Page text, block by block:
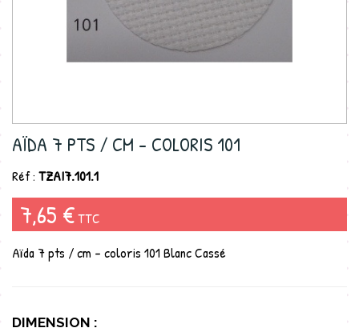
AÏDA 7 PTS / CM - COLORIS 101
Réf : TZAI7.101.1
7,65 €TTC
Aïda 7 pts / cm - coloris 101 Blanc Cassé
DIMENSION :